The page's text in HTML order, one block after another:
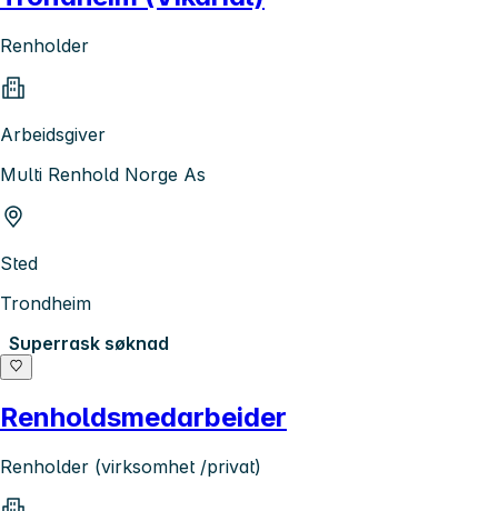
Renholder
Arbeidsgiver
Multi Renhold Norge As
Sted
Trondheim
Superrask søknad
Renholdsmedarbeider
Renholder (virksomhet /privat)